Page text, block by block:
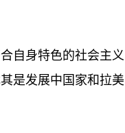
自身特色的社会主义
是发展中国家和拉美